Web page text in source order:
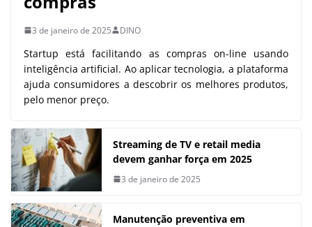
3 de janeiro de 2025 DINO
Startup está facilitando as compras on-line usando
inteligência artificial. Ao aplicar tecnologia, a plataforma
ajuda consumidores a descobrir os melhores produtos,
pelo menor preço.
Streaming de TV e retail media
devem ganhar força em 2025
3 de janeiro de 2025
Manutenção preventiva em